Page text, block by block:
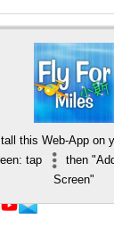
基本回贈
向百老滙網上商
this Web-App on
tap
then
Screen"